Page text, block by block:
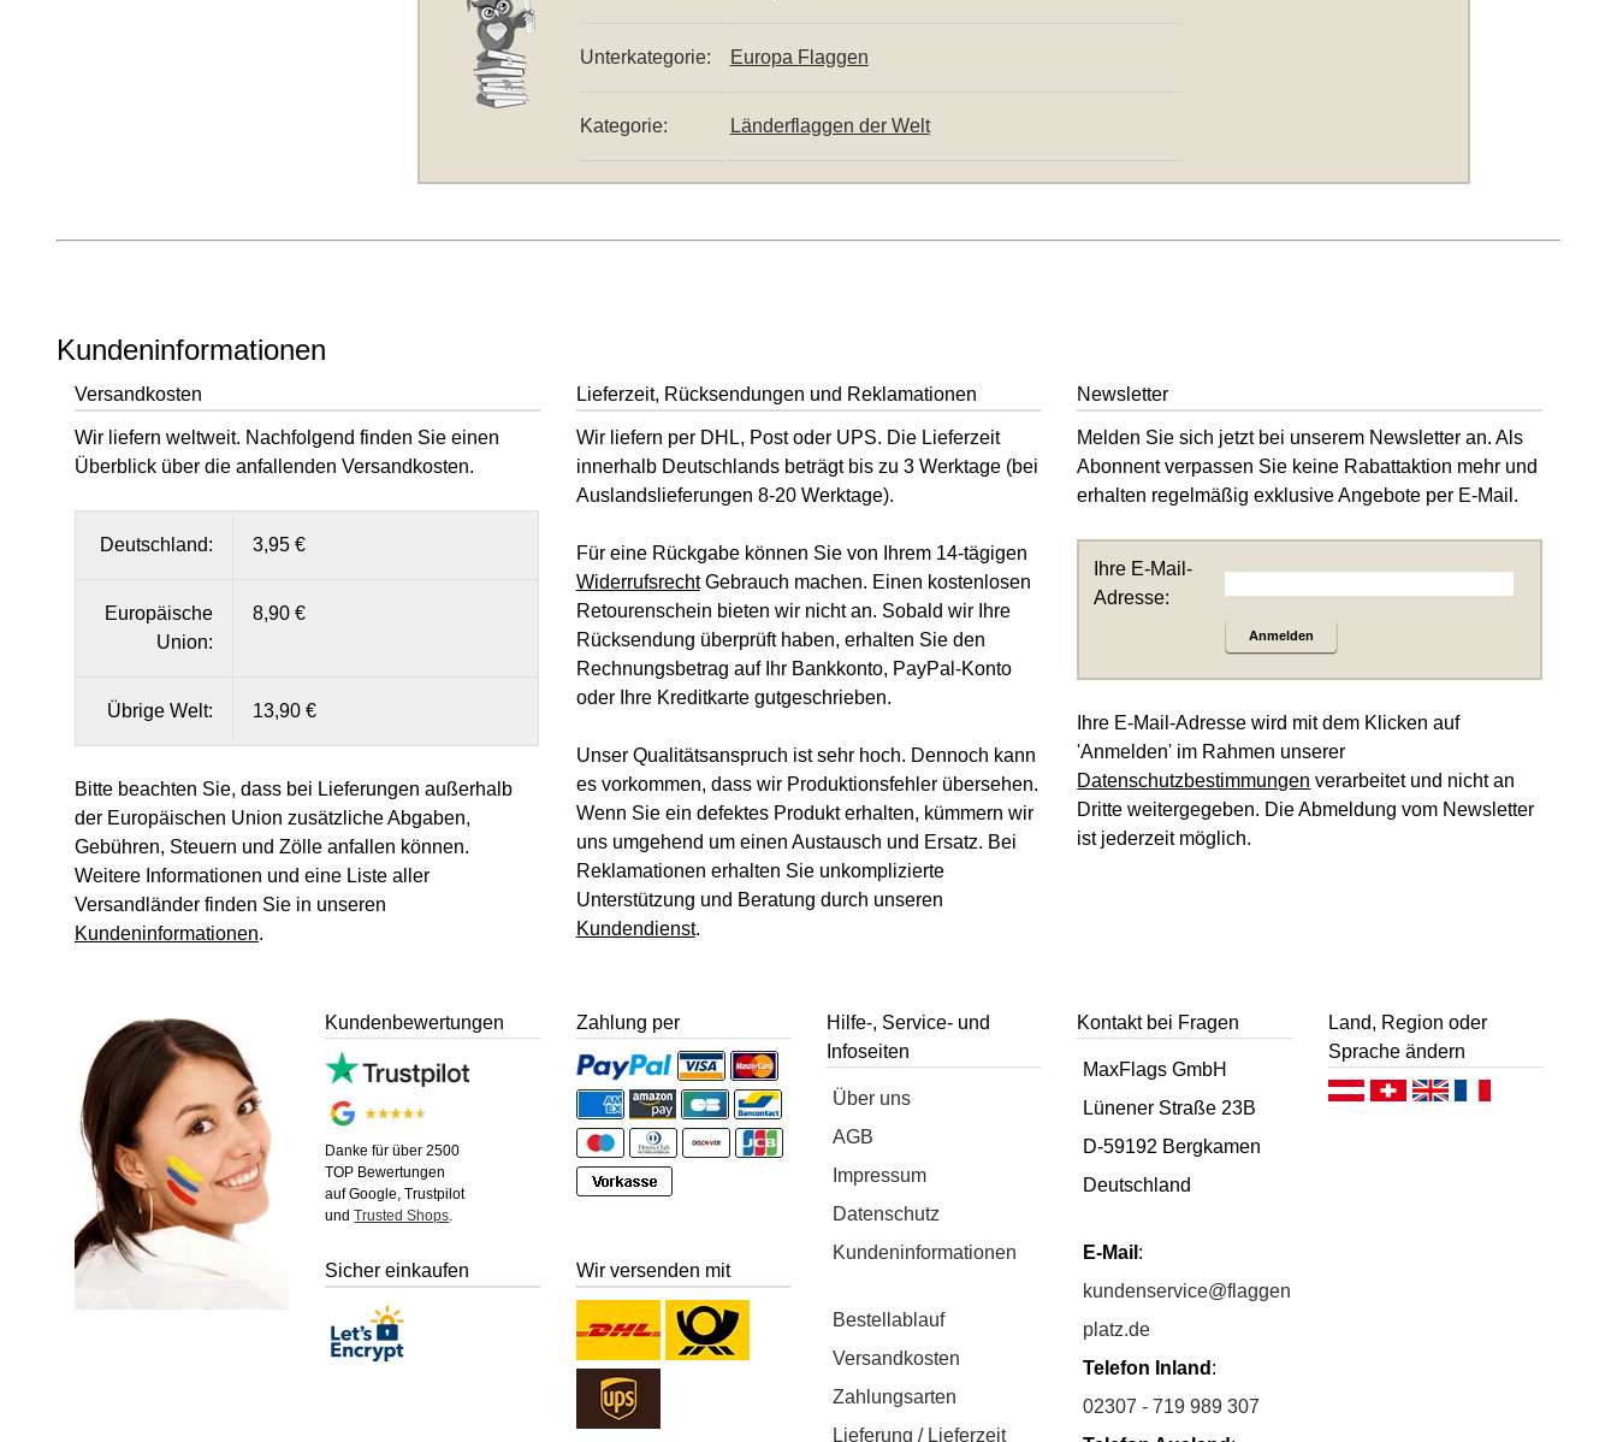
Unterkategorie: Europa Flaggen
Kategorie: Länderflaggen der Welt
Kundeninformationen
Versandkosten
Wir liefern weltweit. Nachfolgend finden Sie einen
Überblick über die anfallenden Versandkosten.
Deutschland: 3,95 €
Europäische
Union:
8,90 €
Übrige Welt: 13,90 €
Bitte beachten Sie, dass bei Lieferungen außerhalb
der Europäischen Union zusätzliche Abgaben,
Gebühren, Steuern und Zölle anfallen können.
Weitere Informationen und eine Liste aller
Versandländer finden Sie in unseren
Kundeninformationen.
Lieferzeit, Rücksendungen und Reklamationen
Wir liefern per DHL, Post oder UPS. Die Lieferzeit
innerhalb Deutschlands beträgt bis zu 3 Werktage (bei
Auslandslieferungen 8-20 Werktage).
Für eine Rückgabe können Sie von Ihrem 14-tägigen
WiderrufsrechtGebrauch machen. Einen kostenlosen
Retourenschein bieten wir nicht an. Sobald wir Ihre
Rücksendung überprüft haben, erhalten Sie den
Rechnungsbetrag auf Ihr Bankkonto, PayPal-Konto
oder Ihre Kreditkarte gutgeschrieben.
Unser Qualitätsanspruch ist sehr hoch. Dennoch kann
es vorkommen, dass wir Produktionsfehler übersehen.
Wenn Sie ein defektes Produkt erhalten, kümmern wir
uns umgehend um einen Austausch und Ersatz. Bei
Reklamationen erhalten Sie unkomplizierte
Unterstützung und Beratung durch unseren
Kundendienst.
Newsletter
Melden Sie sich jetzt bei unserem Newsletter an. Als
Abonnent verpassen Sie keine Rabattaktion mehr und
erhalten regelmäßig exklusive Angebote per E-Mail.
Ihre E-Mail-
Adresse:
Anmelden
Ihre E-Mail-Adresse wird mit dem Klicken auf
'Anmelden' im Rahmen unserer
Datenschutzbestimmungen verarbeitet und nicht an
Dritte weitergegeben. Die Abmeldung vom Newsletter
ist jederzeit möglich.
Kundenbewertungen
Danke für über 2500
TOP Bewertungen
auf Google, Trustpilot
undTrusted Shops.
Zahlung per
Sicher einkaufen Wir versenden mit
Hilfe-, Service- und
Infoseiten
Über uns
AGB
Impressum
Datenschutz
Kundeninformationen
Bestellablauf
Versandkosten
Zahlungsarten
Lieferung / Lieferzeit
Kontakt bei Fragen
MaxFlags GmbH
Lünener Straße 23B
D-59192 Bergkamen
Deutschland
E-Mail :
kundenservice@flaggen
platz.de
Telefon Inland :
02307 - 719 989 307
Land, Region oder
Sprache ändern
Deutsch (AT)Deutsch (CH)